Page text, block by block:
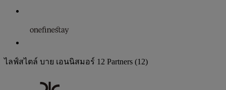
ไลฟ์สไตล์ บาย เอนนิสมอร์ 12 Partners (12)